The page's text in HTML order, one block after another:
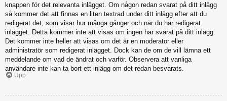
knappen för det relevanta inlägget. Om någon redan svarat på ditt inlägg
så kommer det att finnas en liten textrad under ditt inlägg efter att du
redigerat det, som visar hur många gånger och när du har redigerat
inlägget. Detta kommer inte att visas om ingen har svarat på ditt inlägg.
Det kommer inte heller att visas om det är en moderator eller
administratör som redigerat inlägget. Dock kan de om de vill lämna ett
meddelande om vad de ändrat och varför. Observera att vanliga
användare inte kan ta bort ett inlägg om det redan besvarats.
Upp